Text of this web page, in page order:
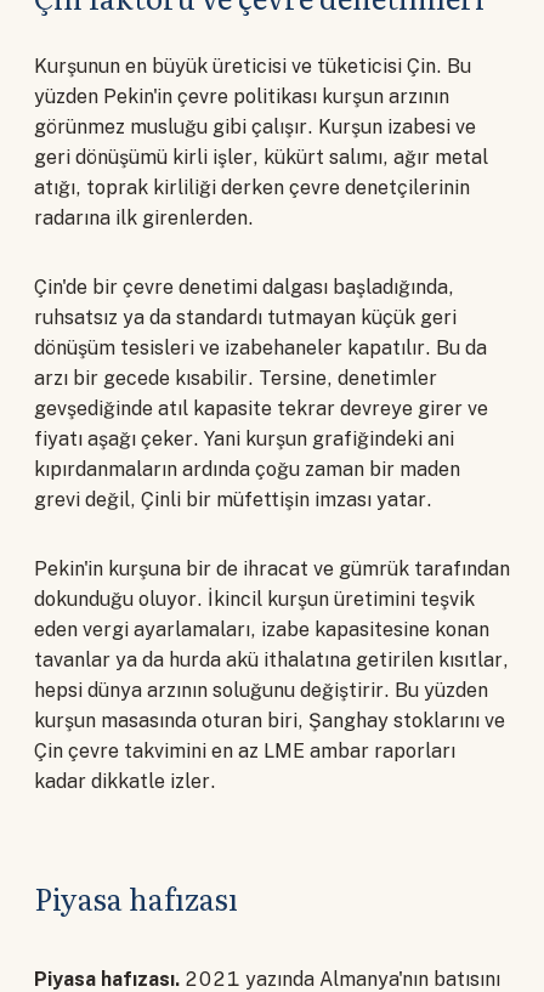
Kurşunun en büyük üreticisi ve tüketicisi Çin. Bu
yüzden Pekin'in çevre politikası kurşun arzının
görünmez musluğu gibi çalışır. Kurşun izabesi ve
geri dönüşümü kirli işler, kükürt salımı, ağır metal
atığı, toprak kirliliği derken çevre denetçilerinin
radarına ilk girenlerden.
Çin'de bir çevre denetimi dalgası başladığında,
ruhsatsız ya da standardı tutmayan küçük geri
dönüşüm tesisleri ve izabehaneler kapatılır. Bu da
arzı bir gecede kısabilir. Tersine, denetimler
gevşediğinde atıl kapasite tekrar devreye girer ve
fiyatı aşağı çeker. Yani kurşun grafiğindeki ani
kıpırdanmaların ardında çoğu zaman bir maden
grevi değil, Çinli bir müfettişin imzası yatar.
Pekin'in kurşuna bir de ihracat ve gümrük tarafından
dokunduğu oluyor. İkincil kurşun üretimini teşvik
eden vergi ayarlamaları, izabe kapasitesine konan
tavanlar ya da hurda akü ithalatına getirilen kısıtlar,
hepsi dünya arzının soluğunu değiştirir. Bu yüzden
kurşun masasında oturan biri, Şanghay stoklarını ve
Çin çevre takvimini en az LME ambar raporları
kadar dikkatle izler.
Piyasa hafızası
Piyasa hafızası. 2021 yazında Almanya'nın batısını